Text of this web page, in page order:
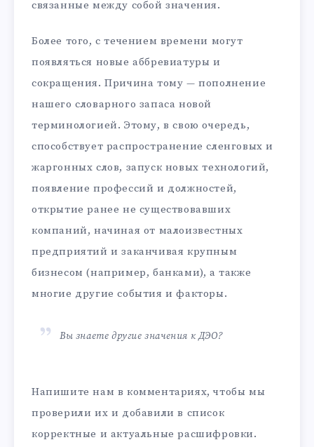
связанные между собой значения.
Более того, с течением времени могут
появляться новые аббревиатуры и
сокращения. Причина тому — пополнение
нашего словарного запаса новой
терминологией. Этому, в свою очередь,
способствует распространение сленговых и
жаргонных слов, запуск новых технологий,
появление профессий и должностей,
открытие ранее не существовавших
компаний, начиная от малоизвестных
предприятий и заканчивая крупным
бизнесом (например, банками), а также
многие другие события и факторы.
Вы знаете другие значения к ДЭО?
Напишите нам в комментариях, чтобы мы
проверили их и добавили в список
корректные и актуальные расшифровки.